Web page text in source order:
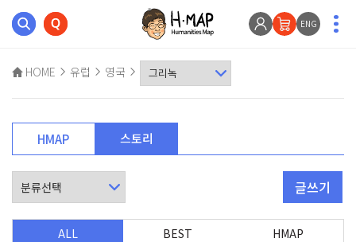
ENG
HOME 유럽 영국
HMAP 스토리
글쓰기
ALL BEST HMAP